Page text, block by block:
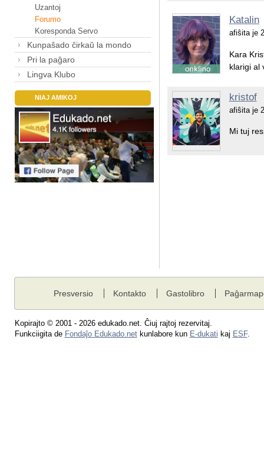
Uzantoj
Forumo
Koresponda Servo
Kunpaŝado ĉirkaŭ la mondo
Pri la paĝaro
Lingva Klubo
NIAJ AMIKOJ
Katalin
afiŝita je
Kara
klarigi al
kristof
afiŝita je
Mi tuj
Presversio Kontakto Gastolibro
Kopirajto © 2001 - 2026 edukado.net. Ĉiuj rajtoj rezervitaj.
Funkciigita de Fondaĵo Edukado.netkunlabore kun E-dukati kaj ESF.